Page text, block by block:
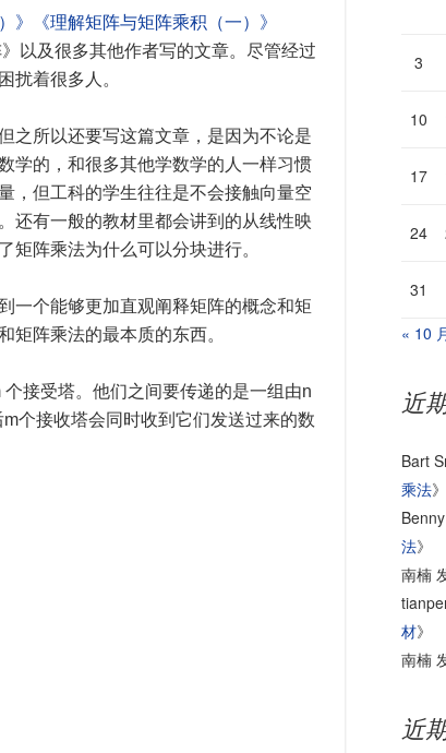
》
《理解矩阵与矩阵乘积（一）》
以及很多其他作者写的文章。尽管经过
扰着很多人。
之所以还要写这篇文章，是因为不论是
学的，和很多其他学数学的人一样习惯
，但工科的学生往往是不会接触向量空
还有一般的教材里都会讲到的从线性映
矩阵乘法为什么可以分块进行。
一个能够更加直观阐释矩阵的概念和矩
矩阵乘法的最本质的东西。
接受塔。他们之间要传递的是一组由n
个接收塔会同时收到它们发送过来的数
3
10
17
24
31
« 10
近
Bart
乘法》
Benny
法》
南楠
材》
南楠
近